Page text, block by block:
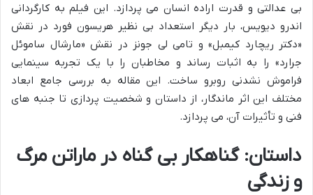
بی عدالتی و قدرت اراده انسان می پردازد. این فیلم به کارگردانی
اندرو دیویس، بار دیگر استعداد بی نظیر هریسون فورد در نقش
«دکتر ریچارد کیمبل» و تامی لی جونز در نقش «مارشال ساموئل
جرارد» را به اثبات رساند و مخاطبان را با یک تجربه سینمایی
فراموش نشدنی روبرو ساخت. این مقاله به بررسی جامع ابعاد
مختلف این اثر ماندگار، از داستان و شخصیت پردازی تا جنبه های
فنی و تأثیرات آن، می پردازد.
داستان: گناهکار بی گناه در ماراتن مرگ
و زندگی